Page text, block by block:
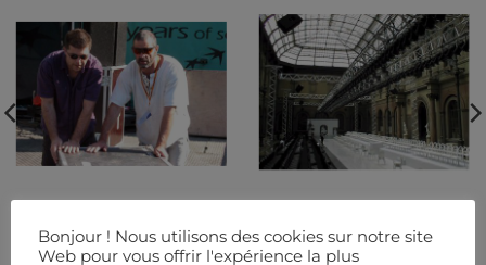
Bonjour ! Nous utilisons des cookies sur notre site
Web pour vous offrir l'expérience la plus